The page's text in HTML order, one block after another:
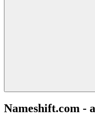
Nameshift.com -